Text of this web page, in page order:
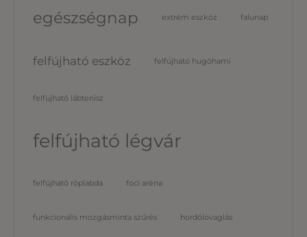
egészségnap extrém eszköz falunap
felfújható eszköz felfújható hugóhami
felfújható lábtenisz
felfújható légvár
felfújható röplabda foci aréna
funkcionális mozgásminta szűrés hordólovaglás